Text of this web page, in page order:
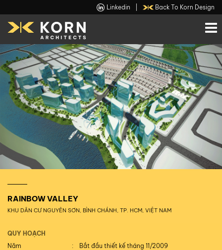
Linkedin Back To Korn Design
RAINBOW VALLEY
KHU DÂN CƯ NGUYÊN SƠN, BÌNH CHÁNH, TP. HCM, VIỆT NAM
QUY HOẠCH
Năm
Bắt đầu thiết kế tháng 11/2009